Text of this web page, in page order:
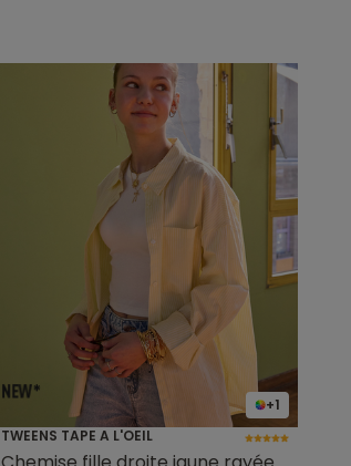
+1
TWEENS TAPE A L'OEIL